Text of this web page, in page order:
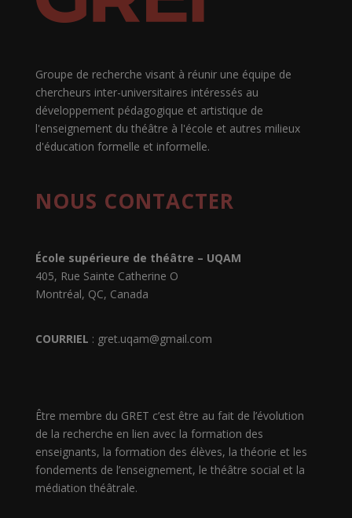
Groupe de recherche visant à réunir une équipe de
chercheurs inter-universitaires intéressés au
développement pédagogique et artistique de
l'enseignement du théâtre à l'école et autres milieux
d'éducation formelle et informelle.
NOUS CONTACTER
École supérieure de théâtre – UQAM
405, Rue Sainte Catherine O
Montréal, QC, Canada
COURRIEL : gret.uqam@gmail.com
Être membre du GRET c’est être au fait de l’évolution
de la recherche en lien avec la formation des
enseignants, la formation des élèves, la théorie et les
fondements de l’enseignement, le théâtre social et la
médiation théâtrale.